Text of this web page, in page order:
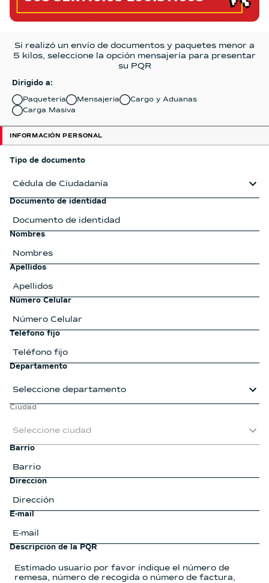
Si realizó un envío de documentos y paquetes menor a
5 kilos, seleccione la opción mensajería para presentar
su PQR
Dirigido a:
Paquetería Mensajería
Cargo y Aduanas
Carga Masiva
INFORMACIÓN PERSONAL
Tipo de documento
Cédula de Ciudadanía
Documento de identidad
Nombres
Apellidos
Número Celular
Teléfono fijo
Departamento
Seleccione departamento
Ciudad
Seleccione ciudad
Barrio
Dirección
E-mail
Descripción de la PQR